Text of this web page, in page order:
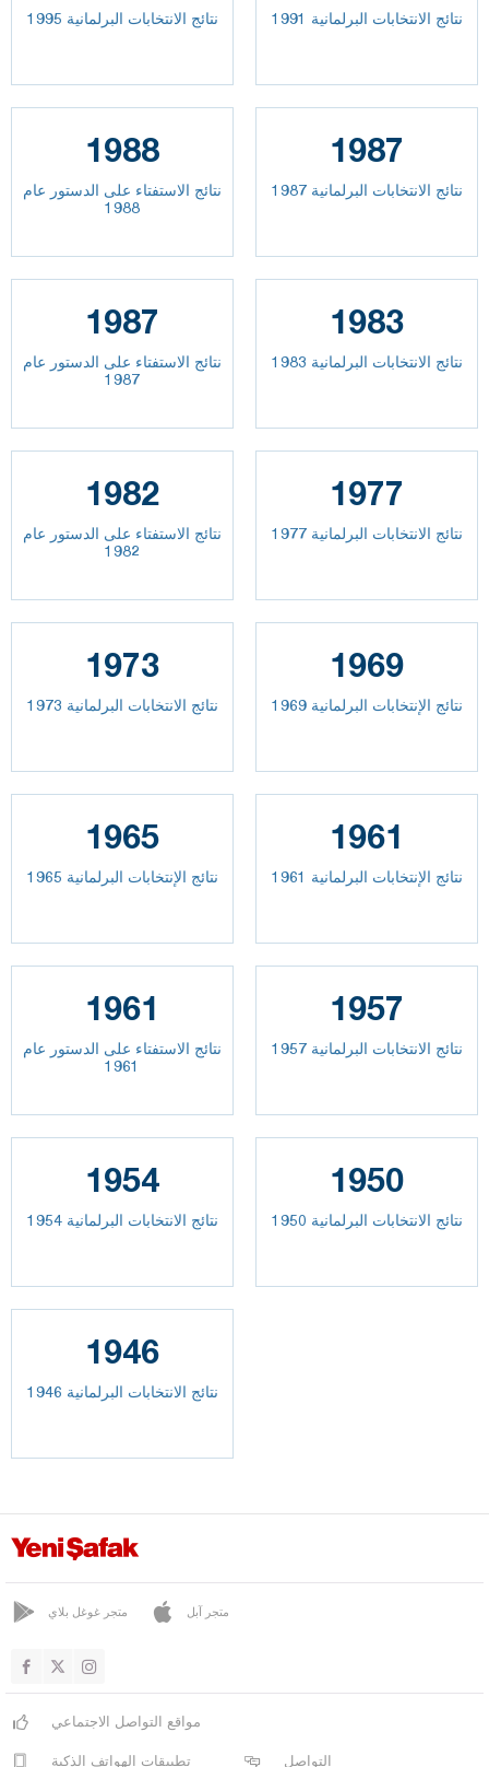
نتائج الانتخابات البرلمانية 1995 نتائج الانتخابات البرلمانية 1991
1988
نتائج الاستفتاء على الدستور عام
1988
1987
نتائج الانتخابات البرلمانية 1987
1987
نتائج الاستفتاء على الدستور عام
1987
1983
نتائج الانتخابات البرلمانية 1983
1982
نتائج الاستفتاء على الدستور عام
1982
1977
نتائج الانتخابات البرلمانية 1977
1973
نتائج الانتخابات البرلمانية 1973
1969
نتائج الإنتخابات البرلمانية 1969
1965
نتائج الإنتخابات البرلمانية 1965
1961
نتائج الإنتخابات البرلمانية 1961
1961
نتائج الاستفتاء على الدستور عام
1961
1957
نتائج الانتخابات البرلمانية 1957
1954
نتائج الانتخابات البرلمانية 1954
1950
نتائج الانتخابات البرلمانية 1950
1946
نتائج الانتخابات البرلمانية 1946
متجر غوغل بلاي متجر آبل
مواقع التواصل الاجتماعي
تطبيقات الهواتف الذكية التواصل